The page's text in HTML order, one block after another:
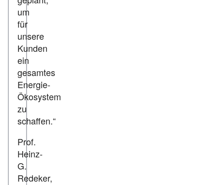
um
für
unsere
Kunden
ein
gesamtes
Energie-
Ökosystem
zu
schaffen.“
Prof.
Heinz-
G.
Redeker,